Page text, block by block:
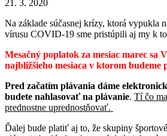
21. 3. 2020
Na základe súčasnej krízy, ktorá vypukla
vírusu COVID-19 sme pristúpili aj my k
Mesačný poplatok za mesiac marec sa
najbližšieho mesiaca v ktorom budeme
Pred začatím plávania dáme
budete nahlasovať na plávanie. Tí čo
prednostne uprednostňovať.
Ďalej bude platiť aj to, že skupiny